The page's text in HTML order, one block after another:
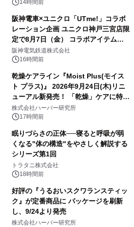
14時間前
阪神電車×ユニクロ「UTme!」コラボ
レーション企画 ユニクロ神戸三宮店限
定で8月7日（金） コラボアイテムが
発売決定！
阪神電気鉄道株式会社
16時間前
乾燥ケアライン『Moist Plus(モイス
ト プラス)』 2026年9月24日(木)リニ
ューアル新発売！ 「乾燥」ケアに特化
し、ライン使いで潤いに満ちた肌へ
株式会社ハーバー研究所
17時間前
眠りづらさの正体──寝ると呼吸が弱
くなる"体の構造"をやさしく解説する
シリーズ第1回
トラタニ株式会社
18時間前
好評の『うるおいスクワランスティッ
ク』が定番商品に パッケージを刷新
し、9/24より発売
株式会社ハーバー研究所